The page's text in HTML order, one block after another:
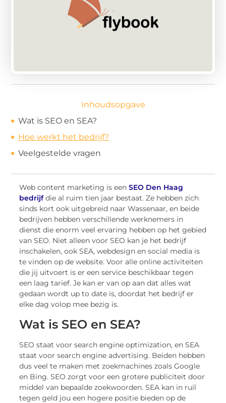
Inhoudsopgave
Wat is SEO en SEA?
Hoe werkt het bedrijf?
Veelgestelde vragen
Web content marketing is eenSEO Den Haag
bedrijfdie al ruim tien jaar bestaat. Ze hebben zich
sinds kort ook uitgebreid naar Wassenaar, en beide
bedrijven hebben verschillende werknemers in
dienst die enorm veel ervaring hebben op het gebied
van SEO. Niet alleen voor SEO kan je het bedrijf
inschakelen, ook SEA, webdesign en social media is
te vinden op de website. Voor alle online activiteiten
die jij uitvoert is er een service beschikbaar tegen
een laag tarief. Je kan er van op aan dat alles wat
gedaan wordt up to date is, doordat het bedrijf er
elke dag volop mee bezig is.
Wat is SEO en SEA?
SEO staat voor search engine optimization, en SEA
staat voor search engine advertising. Beiden hebben
dus veel te maken met zoekmachines zoals Google
en Bing. SEO zorgt voor een grotere publiciteit door
middel van bepaalde zoekwoorden. SEA kan in ruil
tegen geld jou een hogere positie bieden op de